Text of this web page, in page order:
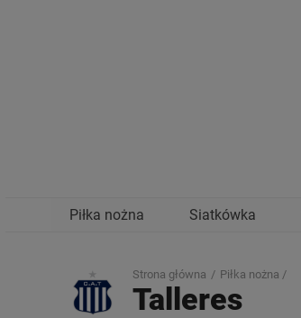
Piłka nożna Siatkówka
Strona główna Piłka nożna /
Talleres